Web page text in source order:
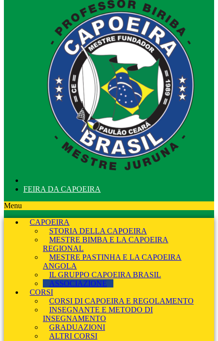
FEIRA DA CAPOEIRA
Menu
CAPOEIRA
STORIA DELLA CAPOEIRA
MESTRE BIMBA E LA CAPOEIRA
REGIONAL
MESTRE PASTINHA E LA CAPOEIRA
ANGOLA
IL GRUPPO CAPOEIRA BRASIL
ASSOCIAZIONE
CORSI
CORSI DI CAPOEIRA E REGOLAMENTO
INSEGNANTE E METODO DI
INSEGNAMENTO
GRADUAZIONI
ALTRI CORSI